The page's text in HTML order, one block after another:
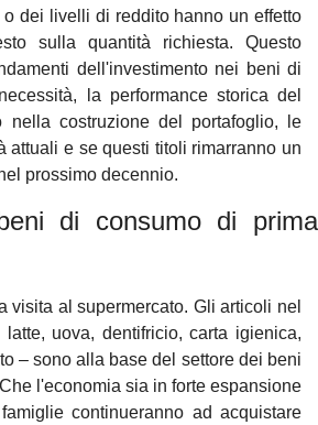
dei livelli di reddito hanno un effetto
sulla quantità richiesta. Questo
dell'investimento nei beni di
la performance storica del
nella costruzione del portafoglio, le
attuali e se questi titoli rimarranno un
prossimo decennio.
di consumo di prima
visita al supermercato. Gli articoli nel
uova, dentifricio, carta igienica,
– sono alla base del settore dei beni
l'economia sia in forte espansione
continueranno ad acquistare